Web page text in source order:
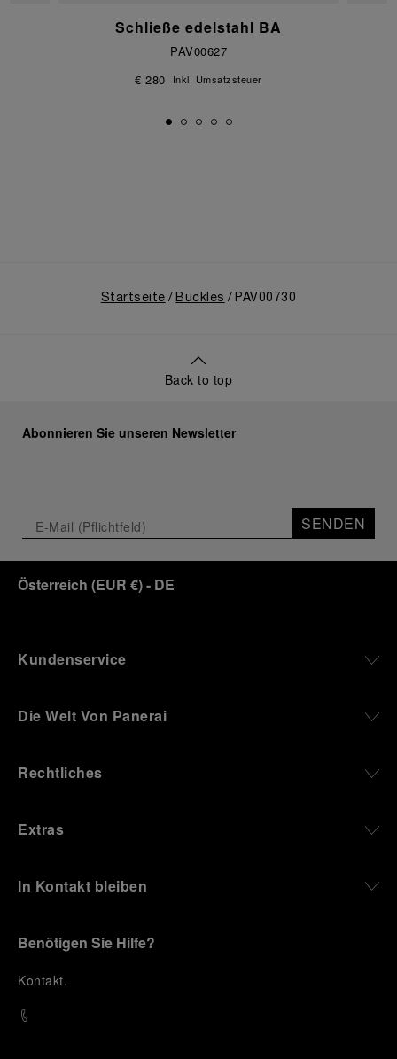
Schließe edelstahl BA
PAV00627
€ 280
Inkl. Umsatzsteuer
Startseite Buckles PAV00730
Back to top
Abonnieren Sie unseren Newsletter
SENDEN
Österreich (EUR €)- DE
Kundenservice
Die Welt Von Panerai
Rechtliches
Extras
In Kontakt bleiben
Benötigen Sie Hilfe?
Kontakt.